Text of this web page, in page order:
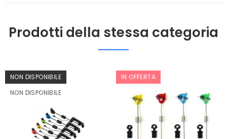
Prodotti della stessa categoria
NON DISPONIBILE
NON DISPONIBILE
IN OFFERTA